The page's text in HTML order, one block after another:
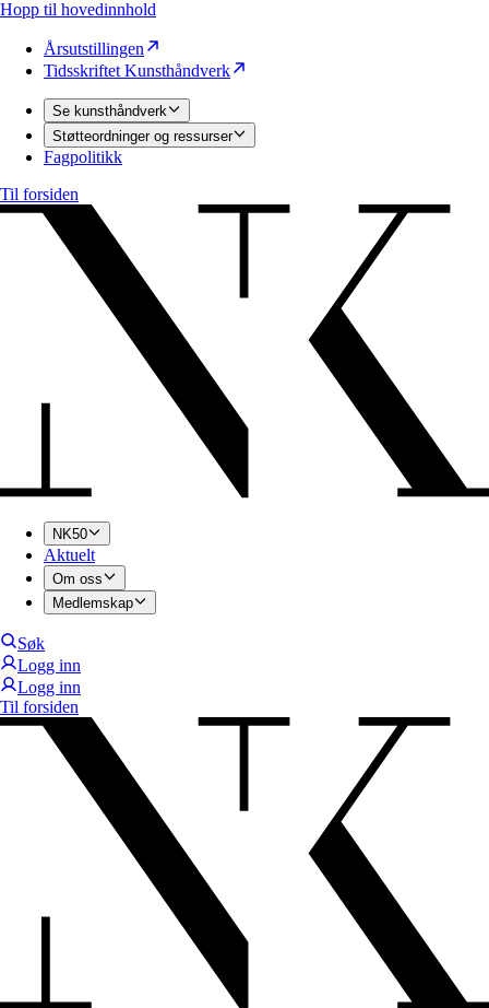
Hopp til hovedinnhold
Årsutstillingen
Tidsskriftet Kunsthåndverk
Se kunsthåndverk
Støtteordninger og ressurser
Fagpolitikk
Til forsiden
NK50
Aktuelt
Om oss
Medlemskap
Søk
Logg inn
Logg inn
Til forsiden